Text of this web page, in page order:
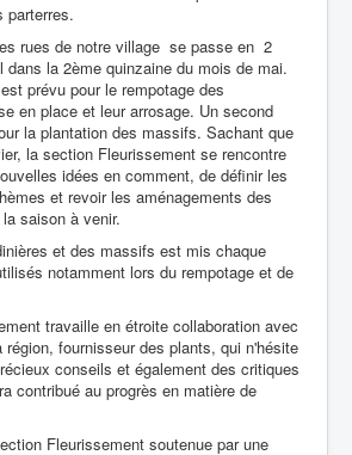
parterres.
rues de notre village se passe en 2
dans la 2ème quinzaine du mois de mai.
prévu pour le rempotage des
en place et leur arrosage. Un second
la plantation des massifs. Sachant que
la section Fleurissement se rencontre
idées en comment, de définir les
et revoir les aménagements des
saison à venir.
et des massifs est mis chaque
notamment lors du rempotage et de
travaille en étroite collaboration avec
région, fournisseur des plants, qui n'hésite
conseils et également des critiques
contribué au progrès en matière de
Fleurissement soutenue par une